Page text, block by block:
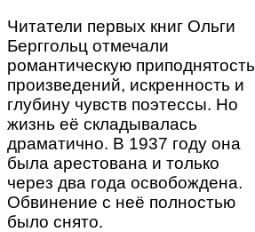
Читатели первых книг Ольги
Берггольц отмечали
романтическую приподнятость
произведений, искренность и
глубину чувств поэтессы. Но
жизнь её складывалась
драматично. В 1937 году она
была арестована и только
через два года освобождена.
Обвинение с неё полностью
было снято.